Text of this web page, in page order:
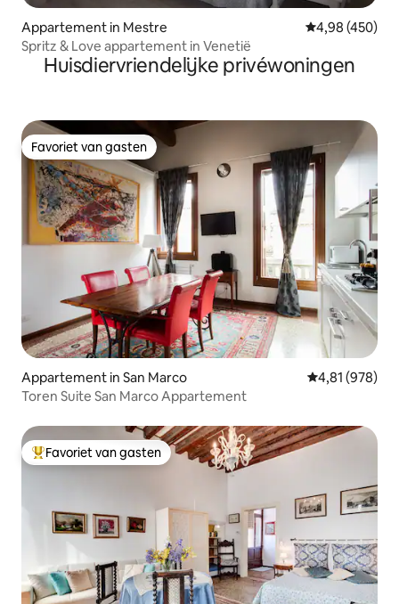
Appartement in Mestre Gemiddelde
4,98 (450)
Spritz & Love appartement in Venetië
Huisdiervriendelijke privéwoningen
Favoriet van gasten
Favoriet van gasten
Appartement in San Marco Gemiddelde
4,81 (978)
Toren Suite San Marco Appartement
Topfavoriet van gasten
Favoriet van gasten